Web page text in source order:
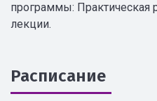
программы: Практическая
лекции.
Расписание